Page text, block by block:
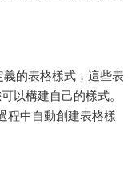
的表格樣式，這些表
以構建自己的樣式。
程中自動創建表格樣